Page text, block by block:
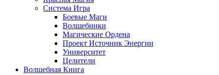
Система Игра
Боевые Маги
Волшебники
Магические Ордена
Проект Источник Энергии
Университет
Целители
Волшебная Книга